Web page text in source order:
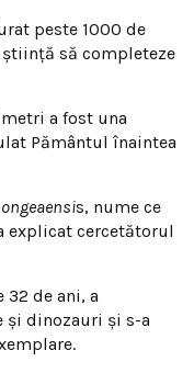
peste 1000 de
să completeze
a fost una
Pământul înaintea
s, nume ce
explicat cercetătorul
de ani, a
și dinozauri și s-a